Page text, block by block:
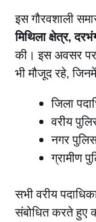
​इस गौरवशाली
मिथिला क्षेत्र,
की। इस अवसर पर
भी मौजूद रहे,
​जिला
​वरीय
​नगर
​ग्रामीण
​सभी वरीय
संबोधित करते हुए